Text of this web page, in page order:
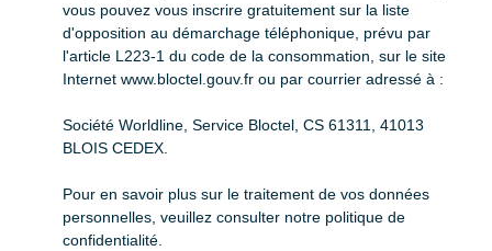
vous pouvez vous inscrire gratuitement sur la liste
d'opposition au démarchage téléphonique, prévu par
l'article L223-1 du code de la consommation, sur le site
Internet www.bloctel.gouv.fr ou par courrier adressé à :
Société Worldline, Service Bloctel, CS 61311, 41013
BLOIS CEDEX.
Pour en savoir plus sur le traitement de vos données
personnelles, veuillez consulter notre politique de
confidentialité